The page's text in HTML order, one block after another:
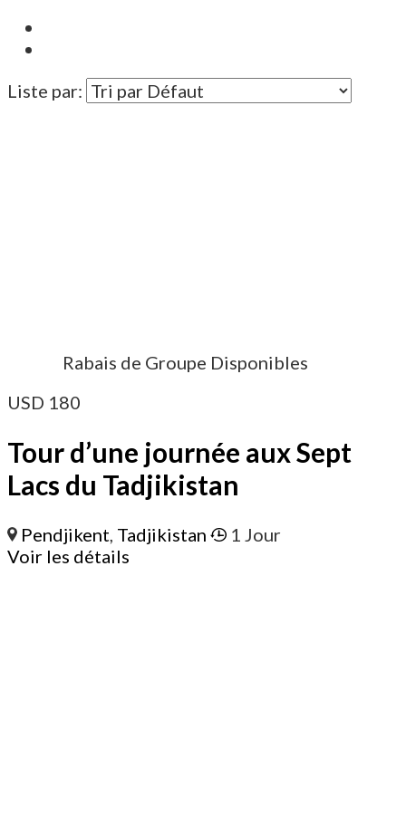
Liste par:
Rabais de Groupe Disponibles
USD 180
Tour d’une journée aux Sept
Lacs du Tadjikistan
Pendjikent, Tadjikistan
1 Jour
Voir les détails